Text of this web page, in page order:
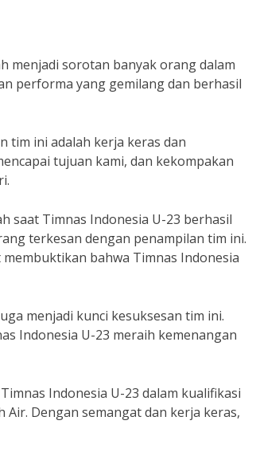
menjadi sorotan banyak orang dalam
performa yang gemilang dan berhasil
tim ini adalah kerja keras dan
tujuan kami, dan kekompakan
saat Timnas Indonesia U-23 berhasil
terkesan dengan penampilan tim ini.
bahwa Timnas Indonesia
menjadi kunci kesuksesan tim ini.
Indonesia U-23 meraih kemenangan
Indonesia U-23 dalam kualifikasi
Dengan semangat dan kerja keras,